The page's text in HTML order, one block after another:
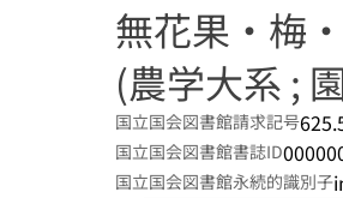
無花果・梅
(農学大系 ;
国立国会図書館請求記号
国立国会図書館書誌ID
国立国会図書館永続的識別子